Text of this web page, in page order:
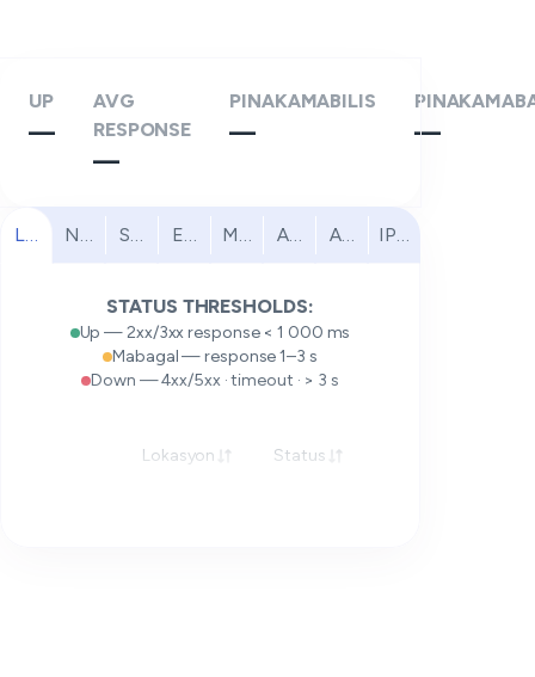
UP
—
AVG
RESPONSE
—
PINAKAMABILIS
— —
Lahat North America
South America
EuropeMiddle East
Africa Asia Pacific
IPv6
STATUS THRESHOLDS:
Up — 2xx/3xx response < 1 000 ms
Mabagal — response 1–3 s
Down — 4xx/5xx · timeout · > 3 s
Lokasyon Status